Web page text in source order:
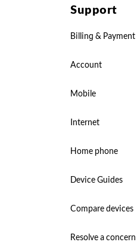
Support
Billing & Payment
Account
Mobile
Internet
Home phone
Device Guides
Compare devices
Resolve a concern